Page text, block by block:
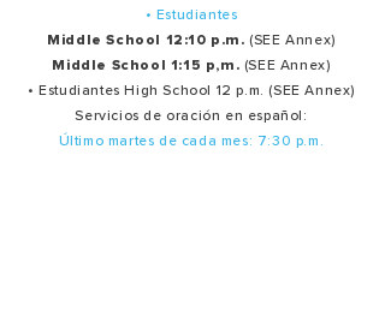
• Estudiantes
Middle School 12:10 p.m. (SEE Annex)
Middle School 1:15 p,m. (SEE Annex)
• Estudiantes High School 12 p.m. (SEE Annex)
Servicios de oración en español:
Último martes de cada mes: 7:30 p.m.